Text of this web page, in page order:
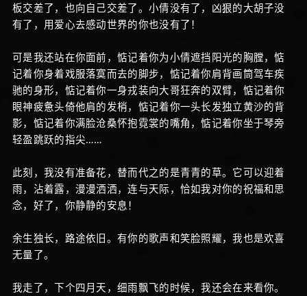
板交差了，也向自己交差了。小倩没有了，凶狠的大胡子没
有了，用爱心去感动世界的你也没有了！
可是我还站在你面前，惦记着你为小倩遮挡阳光的胸膛，惦
记着你身着戏服落寞而去的脚步，惦记着你肩背画筒驾车疾
驰的身形，惦记着你一身戎装向大哥狂奔的双臂，惦记着你
眼神疲惫头倚他肩的发梢，惦记着你一头长发独立黄沙的背
影，惦记着你满脸沧桑怀抱霓裳的嘴角，惦记着你坐于琴旁
轻盈跳跃的指尖……
此刻，我没有准备花，替而代之的是青青的草。它可以迎着
雨，沾着露，漫漫洒洒，连与天际，恰如我对你的祝福和思
念，好了，你静静的安息！
余生独长，路途依旧。有你的歌声和笑脸照耀，我也是欢喜
无量了。
我走了，下个四月天，细雨飘飞的时候，我还会在来看你。